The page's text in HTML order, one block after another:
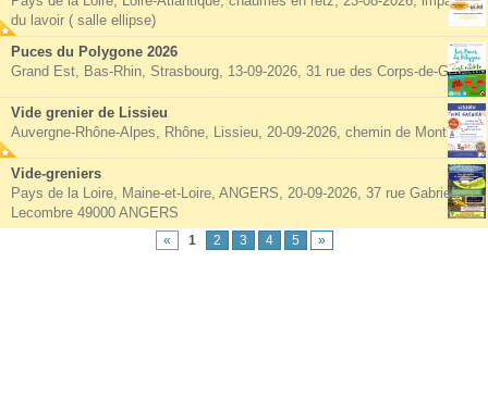
du lavoir ( salle ellipse)
Puces du Polygone 2026
Grand Est, Bas-Rhin, Strasbourg, 13-09-2026, 31 rue des Corps-de-Garde
Vide grenier de Lissieu
Auvergne-Rhône-Alpes, Rhône, Lissieu, 20-09-2026, chemin de Montluzin
Vide-greniers
Pays de la Loire, Maine-et-Loire, ANGERS, 20-09-2026, 37 rue Gabriel
Lecombre 49000 ANGERS
« 1 2 3 4 5 »